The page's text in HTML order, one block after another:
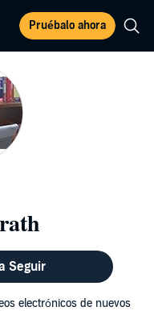
Pruébalo ahora
Seguir
electrónicos de nuevos